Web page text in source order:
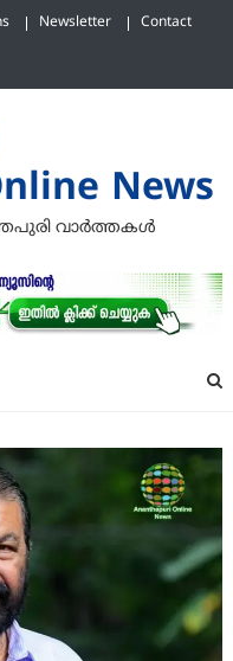
Newsletter Contact
News
വാര്‍ത്തകള്‍